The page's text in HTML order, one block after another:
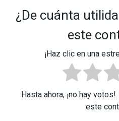
¿De cuánta
este
¡Haz clic en una
Hasta ahora, ¡no hay
este